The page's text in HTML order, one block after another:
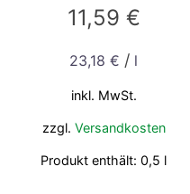
11,59 €
23,18€ / l
inkl. MwSt.
zzgl. Versandkosten
Produkt enthält: 0,5 l